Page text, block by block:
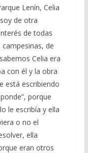
Lenín, Celia
de otra
de todas
de
Celia era
con él y la obra
está escribiendo
porque
le escribía y ella
o no el
ella
eran otros